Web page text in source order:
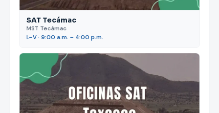
SAT Tecámac
MST Tecámac
L–V · 9:00 a.m. – 4:00 p.m.